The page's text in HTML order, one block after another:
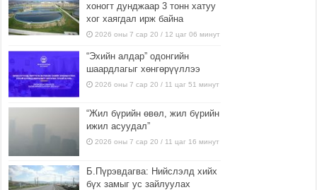
хоногт дунджаар 3 тонн хатуу
хог хаягдал ирж байна
2026 оны 7 сар 20 / 12 цаг 06 минут
“Эхийн алдар” одонгийн
шаардлагыг хөнгөрүүллээ
2026 оны 7 сар 20 / 11 цаг 51 минут
“Жил бүрийн өвөл, жил бүрийн
ижил асуудал”
2026 оны 7 сар 20 / 11 цаг 16 минут
Б.Пүрэвдагва: Нийслэлд хийх
бүх замыг ус зайлуулах